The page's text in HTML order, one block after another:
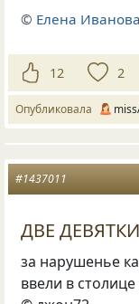
© Елена Иванова
12 2
Опубликовала
#1437011
ДВЕ
за нарушенье
ввели в